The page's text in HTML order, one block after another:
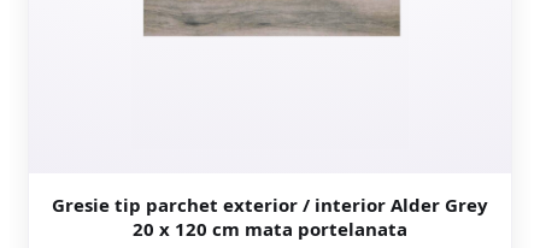
Gresie tip parchet exterior / interior Alder Grey
20 x 120 cm mata portelanata